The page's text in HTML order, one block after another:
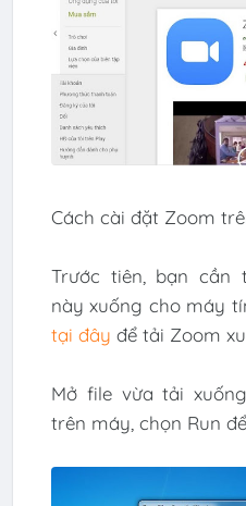
Cách cài đặt Zoom
Trước tiên, bạn cần
này xuống cho máy
tại đây để tải Zoom
Mở file vừa tải
trên máy, chọn Run